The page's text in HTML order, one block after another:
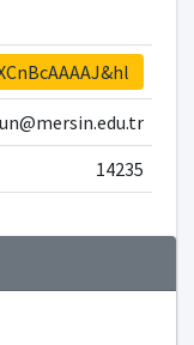
14235